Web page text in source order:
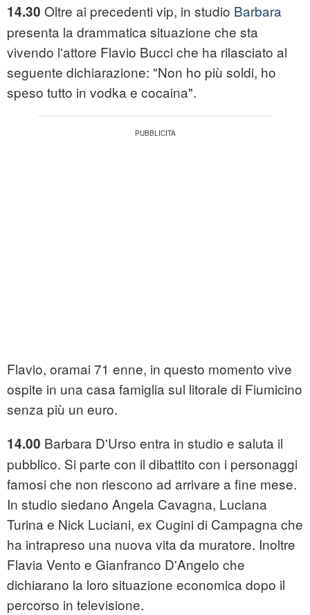
14.30 Oltre ai precedenti vip, in studio Barbara
presenta la drammatica situazione che sta
vivendo l'attore Flavio Bucci che ha rilasciato al
seguente dichiarazione: "Non ho più soldi, ho
speso tutto in vodka e cocaina".
Flavio, oramai 71 enne, in questo momento vive
ospite in una casa famiglia sul litorale di Fiumicino
senza più un euro.
14.00 Barbara D'Urso entra in studio e saluta il
pubblico. Si parte con il dibattito con i personaggi
famosi che non riescono ad arrivare a fine mese.
In studio siedano Angela Cavagna, Luciana
Turina e Nick Luciani, ex Cugini di Campagna che
ha intrapreso una nuova vita da muratore. Inoltre
Flavia Vento e Gianfranco D'Angelo che
dichiarano la loro situazione economica dopo il
percorso in televisione.